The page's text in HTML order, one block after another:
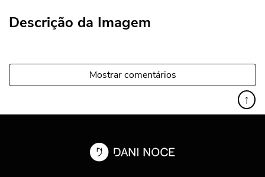
Descrição da Imagem
Mostrar comentários
↑